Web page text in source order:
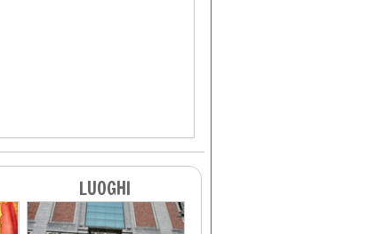
LUOGHI